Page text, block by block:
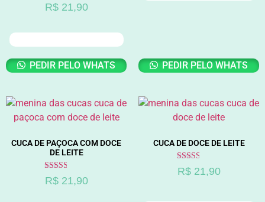
Avaliação
2.96
R$21,90
ADICIONAR AO CARRINHO
PEDIR PELO WHATS PEDIR PELO WHATS
CUCA DE PAÇOCA COM DOCE
DE LEITE
Avaliação
2.56
R$21,90
CUCA DE DOCE DE LEITE
Avaliação
2.59
R$21,90